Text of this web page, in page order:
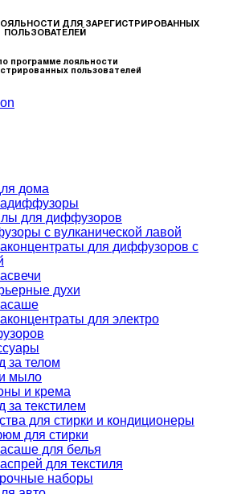
ДЛЯ ЗАРЕГИСТРИРОВАННЫХ
ПОЛЬЗОВАТЕЛЕЙ
программе лояльности
пользователей
дома
для диффузоров
с вулканической лавой
для диффузоров с
духи
для электро
за телом
мыло
и крема
за текстилем
для стирки и кондиционеры
для стирки
для белья
для текстиля
наборы